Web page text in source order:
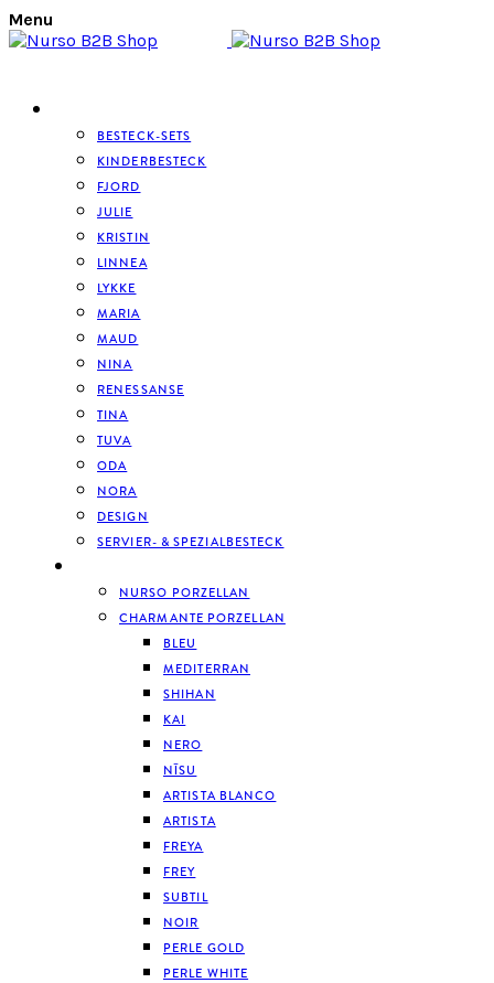
Menu
BESTECK-SETS
KINDERBESTECK
FJORD
JULIE
KRISTIN
LINNEA
LYKKE
MARIA
MAUD
NINA
RENESSANSE
TINA
TUVA
ODA
NORA
DESIGN
SERVIER- & SPEZIALBESTECK
NURSO PORZELLAN
CHARMANTE PORZELLAN
BLEU
MEDITERRAN
SHIHAN
KAI
NERO
NĪSU
ARTISTA BLANCO
ARTISTA
FREYA
FREY
SUBTIL
NOIR
PERLE GOLD
PERLE WHITE